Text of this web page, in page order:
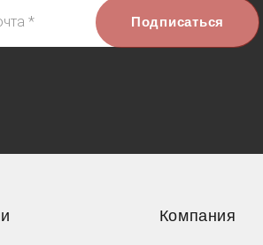
Электронная почта *
Компания